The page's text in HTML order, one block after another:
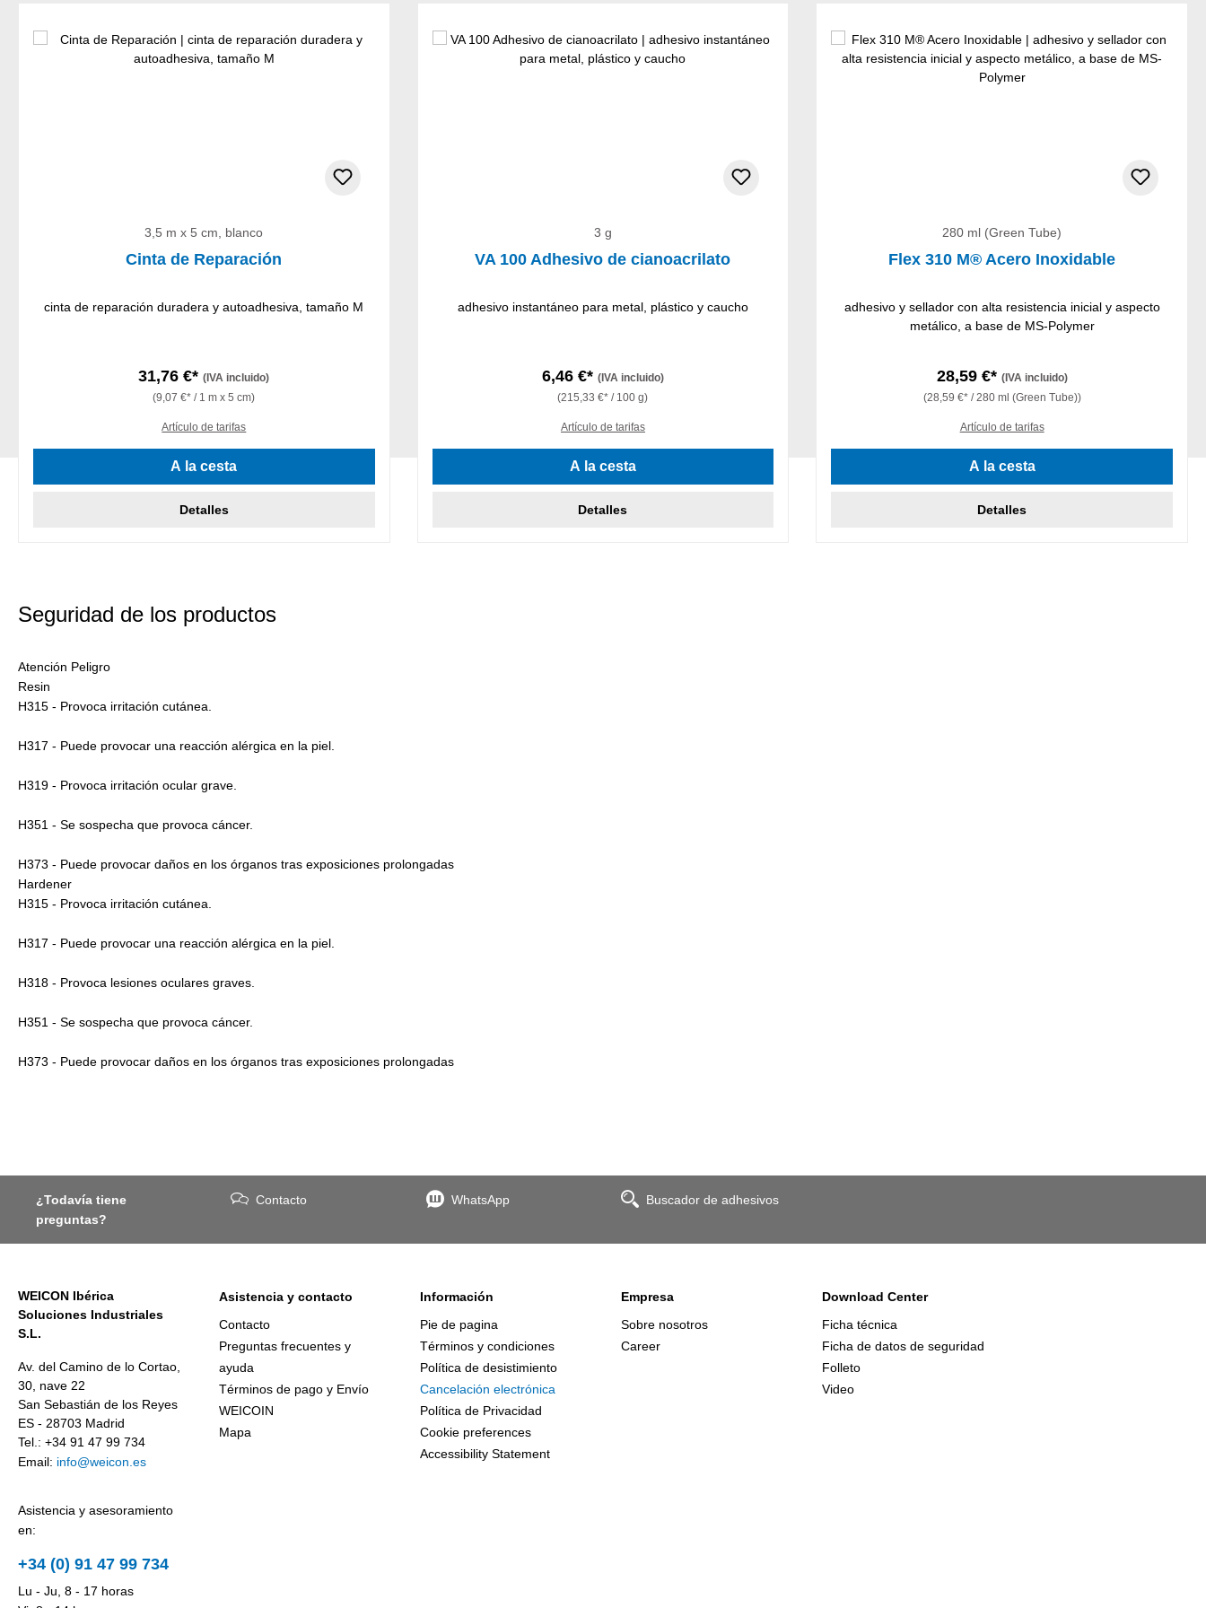
3,5 m x 5 cm, blanco
Cinta de Reparación
cinta de reparación duradera y autoadhesiva, tamaño M
31,76 €*(IVA incluido)
(9,07 €* / 1 m x 5 cm)
Artículo de tarifas
A la cesta
Detalles
3 g
VA 100 Adhesivo de cianoacrilato
adhesivo instantáneo para metal, plástico y caucho
6,46 €* (IVA incluido)
(215,33 €* / 100 g)
Artículo de tarifas
A la cesta
Detalles
280 ml (Green Tube)
Flex 310 M® Acero Inoxidable
adhesivo y sellador con alta resistencia inicial y aspecto
metálico, a base de MS-Polymer
28,59 €* (IVA incluido)
(28,59 €* / 280 ml (Green Tube))
Artículo de tarifas
A la cesta
Detalles
Seguridad de los productos
Atención Peligro
Resin
H315 - Provoca irritación cutánea.
H317 - Puede provocar una reacción alérgica en la piel.
H319 - Provoca irritación ocular grave.
H351 - Se sospecha que provoca cáncer.
H373 - Puede provocar daños en los órganos tras exposiciones prolongadas
Hardener
H315 - Provoca irritación cutánea.
H317 - Puede provocar una reacción alérgica en la piel.
H318 - Provoca lesiones oculares graves.
H351 - Se sospecha que provoca cáncer.
H373 - Puede provocar daños en los órganos tras exposiciones prolongadas
¿Todavía tiene
preguntas?
Contacto WhatsApp Buscador de adhesivos
WEICON Ibérica
Soluciones Industriales
S.L.
Av. del Camino de lo Cortao,
30, nave 22
San Sebastián de los Reyes
ES - 28703 Madrid
Tel.: +34 91 47 99 734
Email: info@weicon.es
Asistencia y asesoramiento
en:
+34 (0) 91 47 99 734
Lu - Ju, 8 - 17 horas
Asistencia y contacto
Contacto
Preguntas frecuentes y
ayuda
Términos de pago y Envío
WEICOIN
Mapa
Información
Pie de pagina
Términos y condiciones
Política de desistimiento
Cancelación electrónica
Política de Privacidad
Cookie preferences
Accessibility Statement
Empresa
Sobre nosotros
Career
Download Center
Ficha técnica
Ficha de datos de seguridad
Folleto
Video